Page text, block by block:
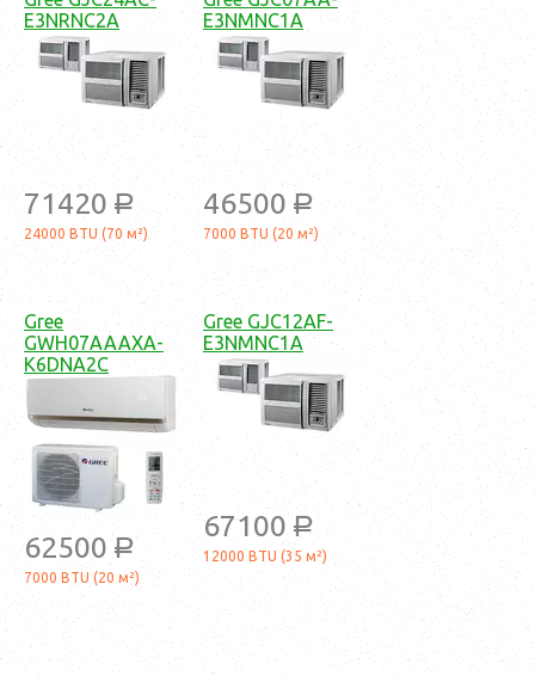
E3NRNC2A
71420 a
24000 BTU (70 м²)
E3NMNC1A
46500 a
7000 BTU (20 м²)
Gree
GWH07AAAXA-
K6DNA2C
62500 a
7000 BTU (20 м²)
Gree GJC12AF-
E3NMNC1A
67100 a
12000 BTU (35 м²)